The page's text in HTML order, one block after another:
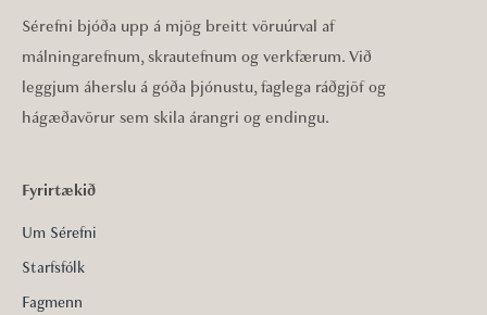
Sérefni bjóða upp á mjög breitt vöruúrval af
málningarefnum, skrautefnum og verkfærum. Við
leggjum áherslu á góða þjónustu, faglega ráðgjöf og
hágæðavörur sem skila árangri og endingu.
Fyrirtækið
Um Sérefni
Starfsfólk
Fagmenn